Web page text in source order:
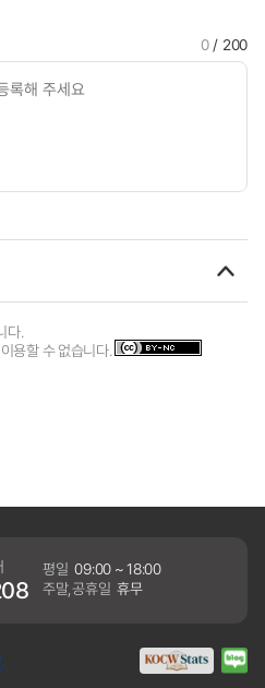
0/ 200
다.
용할 수 없습니다.
평일 09:00 ~ 18:00
주말,공휴일 휴무